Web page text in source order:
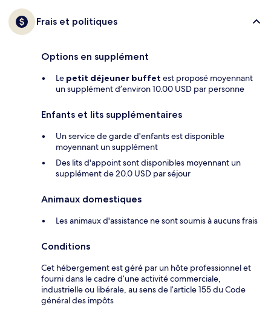
Frais et politiques
Options en supplément
Le petit déjeuner buffet est proposé moyennant
un supplément d’environ 10.00 USD par personne
Enfants et lits supplémentaires
Un service de garde d'enfants est disponible
moyennant un supplément
Des lits d'appoint sont disponibles moyennant un
supplément de 20.0 USD par séjour
Animaux domestiques
Les animaux d'assistance ne sont soumis à aucuns frais
Conditions
Cet hébergement est géré par un hôte professionnel et
fourni dans le cadre d’une activité commerciale,
industrielle ou libérale, au sens de l’article 155 du Code
général des impôts